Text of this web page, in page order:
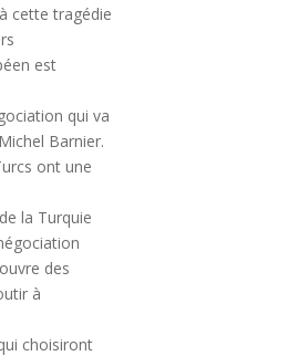
cette tragédie
est
qui va
Barnier.
ont une
la Turquie
des
à
choisiront